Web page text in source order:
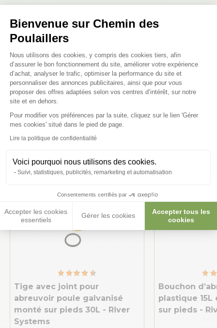
Bienvenue sur Chemin des
Poulaillers
Plateforme de Gestion du
Nous utilisons des cookies, y compris des cookies tiers, afin
d’assurer le bon fonctionnement du site, améliorer votre expérience
d’achat, analyser le trafic, optimiser la performance du site et
personnaliser des annonces publicitaires, ainsi que pour vous
proposer des offres adaptées selon vos centres d’intérêt, sur notre
site et en dehors.
Pour modifier vos préférences par la suite, cliquez sur le lien 'Gérer
mes cookies' situé dans le pied de page.
Lire la politique de confidentialité
Voici pourquoi nous utilisons des cookies.
Suivi, statistiques, publicités, remarketing et automatisation
Consentements certifiés par
Accepter les cookies
essentiels
Gérer les cookies
Accepter tous les
cookies
Axeptio consent
Ces produits peuvent vous
Tige avec joint pour
abreuvoir poule galvanisé
monté sur pieds 30L - River
Systems
Bouchon
plastique
sur pieds -